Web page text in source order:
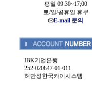
평일 09:30~17;00
토/일/공휴일 휴무
E-mail 문의
IBK기업은행
252-020847-01-011
허만성한국카이시스템